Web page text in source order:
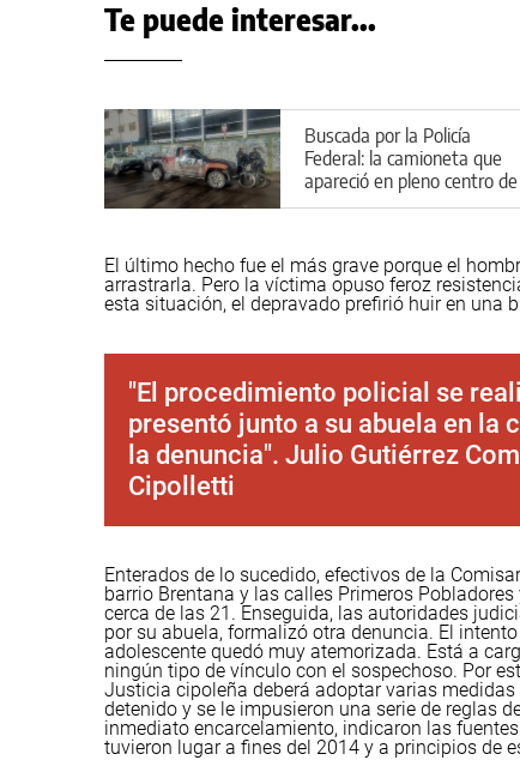
Te puede interesar...
Buscada por la Policía
Federal: la camioneta que
apareció en pleno centro de
Cipolletti
El último hecho fue el más grave porque el
arrastrarla. Pero la víctima opuso feroz
esta situación, el depravado prefirió huir en una
"El procedimiento policial se
presentó junto a su abuela en
la denuncia". Julio Gutiérrez
Cipolletti
Enterados de lo sucedido, efectivos de la
barrio Brentana y las calles Primeros Pobladores
cerca de las 21. Enseguida, las autoridades
por su abuela, formalizó otra denuncia. El
adolescente quedó muy atemorizada. Está a
ningún tipo de vínculo con el sospechoso. Por
Justicia cipoleña deberá adoptar varias medidas
detenido y se le impusieron una serie de reglas
inmediato encarcelamiento, indicaron las
tuvieron lugar a fines del 2014 y a principios de